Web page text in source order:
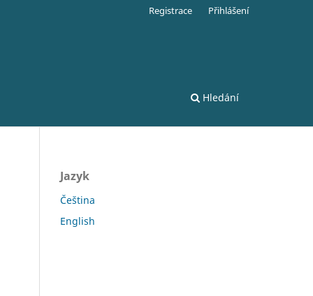
Hledání
Registrace Přihlášení
Jazyk
Čeština
English